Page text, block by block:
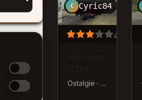
C Cyric84
Ostalgie · v1.0.0.0 · 125,0 MB